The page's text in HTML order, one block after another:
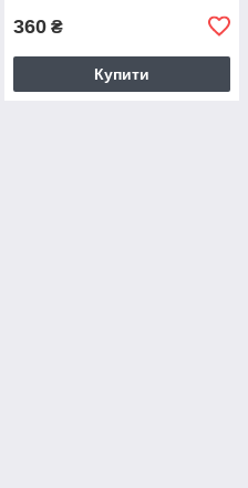
360 ₴
Купити